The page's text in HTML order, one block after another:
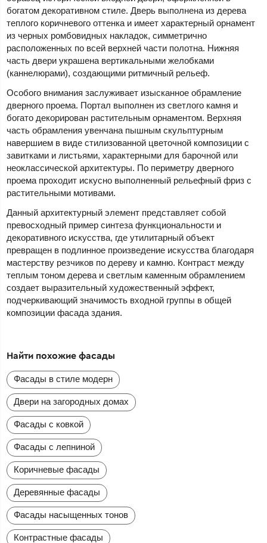
богатом декоративном стиле. Дверь выполнена из дерева
теплого коричневого оттенка и имеет характерный орнамент
из черных ромбовидных накладок, симметрично
расположенных по всей верхней части полотна. Нижняя
часть двери украшена вертикальными желобками
(каннелюрами), создающими ритмичный рельеф.
Особого внимания заслуживает изысканное обрамление
дверного проема. Портал выполнен из светлого камня и
богато декорирован растительным орнаментом. Верхняя
часть обрамления увенчана пышным скульптурным
навершием в виде стилизованной цветочной композиции с
завитками и листьями, характерными для барочной или
неоклассической архитектуры. По периметру дверного
проема проходит искусно выполненный рельефный фриз с
растительными мотивами.
Данный архитектурный элемент представляет собой
превосходный пример синтеза функциональности и
декоративного искусства, где утилитарный объект
превращен в подлинное произведение искусства благодаря
мастерству резчиков по дереву и камню. Контраст между
теплым тоном дерева и светлым каменным обрамлением
создает выразительный художественный эффект,
подчеркивающий значимость входной группы в общей
композиции фасада здания.
Найти похожие фасады
Фасады в стиле модерн
Двери на загородных домах
Фасады с ковкой
Фасады с лепниной
Коричневые фасады
Деревянные фасады
Фасады насыщенных тонов
Контрастные фасады